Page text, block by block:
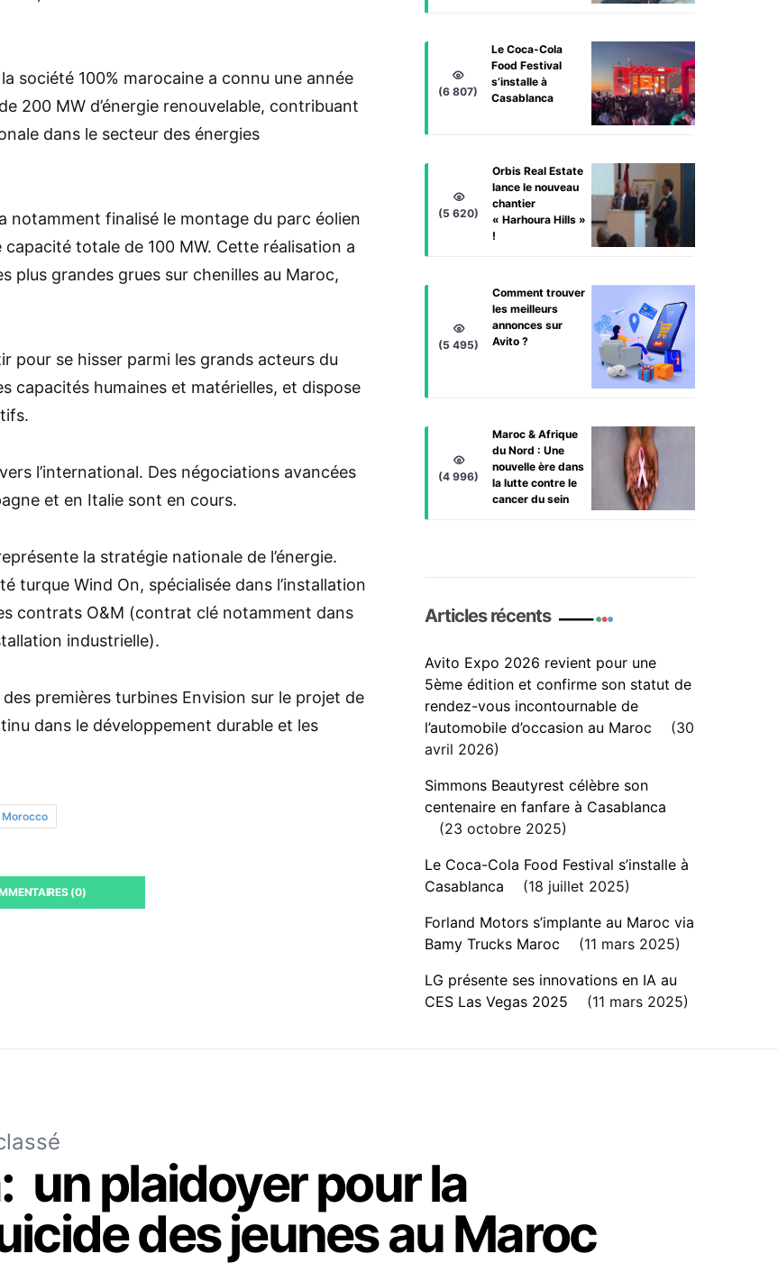
société 100% marocaine a connu une année
200 MW d’énergie renouvelable, contribuant
dans le secteur des énergies
notamment finalisé le montage du parc éolien
totale de 100 MW. Cette réalisation a
plus grandes grues sur chenilles au Maroc,
pour se hisser parmi les grands acteurs du
capacités humaines et matérielles, et dispose
l’international. Des négociations avancées
et en Italie sont en cours.
la stratégie nationale de l’énergie.
turque Wind On, spécialisée dans l’installation
contrats O&M (contrat clé notamment dans
industrielle).
premières turbines Envision sur le projet de
dans le développement durable et les
Morocco
(0)
Le Coca-Cola
Food Festival
s’installe à
Casablanca
(6 807)
Orbis Real Estate
lance le nouveau
chantier
« Harhoura Hills »
!
(5 620)
Comment trouver
les meilleurs
annonces sur
Avito ?
(5 495)
Maroc & Afrique
du Nord : Une
nouvelle ère dans
la lutte contre le
cancer du sein
(4 996)
Articles récents
Avito Expo 2026 revient pour une
5ème édition et confirme son statut de
rendez-vous incontournable de
l’automobile d’occasion au Maroc
30
avril 2026
Simmons Beautyrest célèbre son
centenaire en fanfare à Casablanca
23 octobre 2025
Le Coca-Cola Food Festival s’installe à
Casablanca
18 juillet 2025
Forland Motors s’implante au Maroc via
Bamy Trucks Maroc
11 mars 2025
LG présente ses innovations en IA au
CES Las Vegas 2025
11 mars 2025
un plaidoyer pour la
des jeunes au Maroc